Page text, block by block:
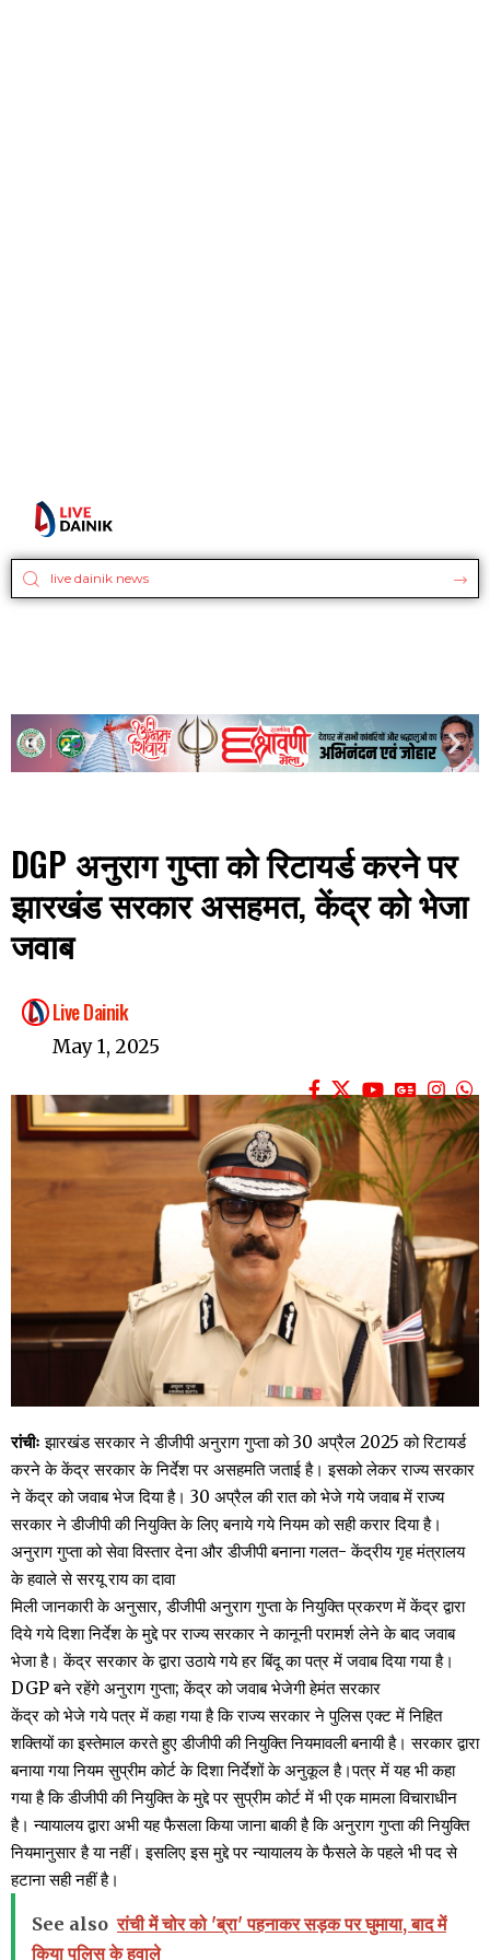
DGP अनुराग गुप्ता को रिटायर्ड करने पर
झारखंड सरकार असहमत, केंद्र को भेजा
जवाब
Live Dainik
May 1, 2025
रांचीः झारखंड सरकार ने डीजीपी अनुराग गुप्ता को 30 अप्रैल 2025 को रिटायर्ड
करने के केंद्र सरकार के निर्देश पर असहमति जताई है। इसको लेकर राज्य सरकार
ने केंद्र को जवाब भेज दिया है। 30 अप्रैल की रात को भेजे गये जवाब में राज्य
सरकार ने डीजीपी की नियुक्ति के लिए बनाये गये नियम को सही करार दिया है।
अनुराग गुप्ता को सेवा विस्तार देना और डीजीपी बनाना गलत- केंद्रीय गृह मंत्रालय
के हवाले से सरयू राय का दावा
मिली जानकारी के अनुसार, डीजीपी अनुराग गुप्ता के नियुक्ति प्रकरण में केंद्र द्वारा
दिये गये दिशा निर्देश के मुद्दे पर राज्य सरकार ने कानूनी परामर्श लेने के बाद जवाब
भेजा है। केंद्र सरकार के द्वारा उठाये गये हर बिंदू का पत्र में जवाब दिया गया है।
DGP बने रहेंगे अनुराग गुप्ता; केंद्र को जवाब भेजेगी हेमंत सरकार
केंद्र को भेजे गये पत्र में कहा गया है कि राज्य सरकार ने पुलिस एक्ट में निहित
शक्तियों का इस्तेमाल करते हुए डीजीपी की नियुक्ति नियमावली बनायी है। सरकार द्वारा
बनाया गया नियम सुप्रीम कोर्ट के दिशा निर्देशों के अनुकूल है।पत्र में यह भी कहा
गया है कि डीजीपी की नियुक्ति के मुद्दे पर सुप्रीम कोर्ट में भी एक मामला विचाराधीन
है। न्यायालय द्वारा अभी यह फैसला किया जाना बाकी है कि अनुराग गुप्ता की नियुक्ति
नियमानुसार है या नहीं। इसलिए इस मुद्दे पर न्यायालय के फैसले के पहले भी पद से
हटाना सही नहीं है।
See also रांची में चोर को 'ब्रा' पहनाकर सड़क पर घुमाया, बाद में
किया पुलिस के हवाले